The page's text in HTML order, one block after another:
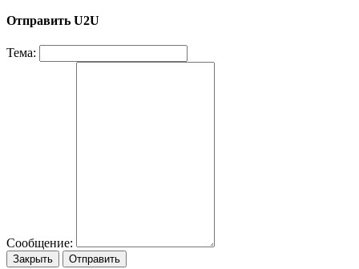
Отправить U2U
Тема:
Сообщение:
Закрыть Отправить